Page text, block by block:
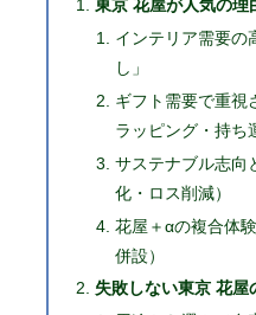
東京 花屋が人気の理
インテリア需要の
し」
ギフト需要で重視
ラッピング・持ち
サステナブル志向
化・ロス削減）
花屋＋αの複合体
併設）
失敗しない東京 花屋